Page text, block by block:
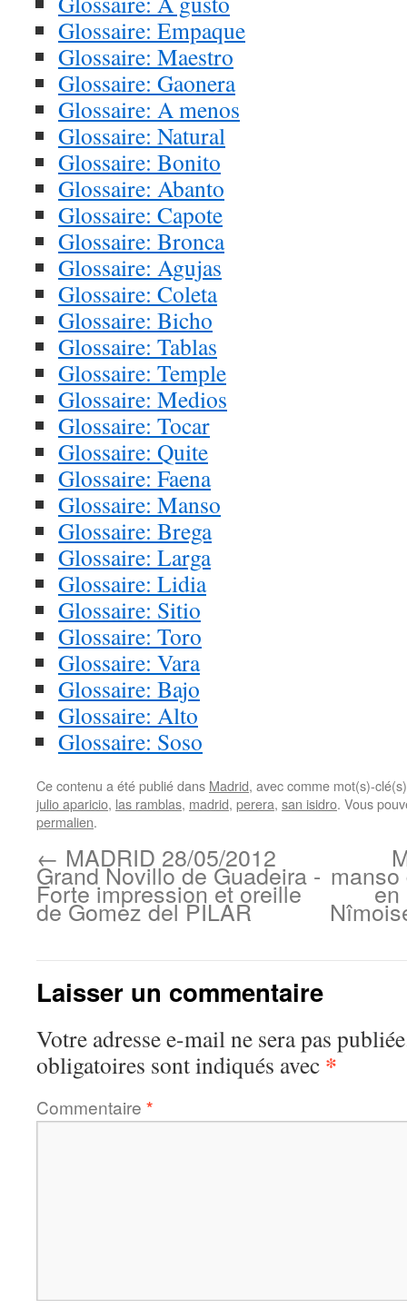
Glossaire: Empaque
Glossaire: Maestro
Glossaire: Gaonera
Glossaire: A menos
Glossaire: Natural
Glossaire: Bonito
Glossaire: Abanto
Glossaire: Capote
Glossaire: Bronca
Glossaire: Agujas
Glossaire: Coleta
Glossaire: Bicho
Glossaire: Tablas
Glossaire: Temple
Glossaire: Medios
Glossaire: Tocar
Glossaire: Quite
Glossaire: Faena
Glossaire: Manso
Glossaire: Brega
Glossaire: Larga
Glossaire: Lidia
Glossaire: Sitio
Glossaire: Toro
Glossaire: Vara
Glossaire: Bajo
Glossaire: Alto
Glossaire: Soso
Ce contenu a été publié dans Madrid, avec comme mot(s)-
julio aparicio, las ramblas, madrid, perera, san isidro. Vous
permalien.
← MADRID 28/05/2012
Grand Novillo de Guadeira -
Forte impression et oreille
de Gomez del PILAR
en
Laisser un commentaire
Votre adresse e-mail ne sera pas
obligatoires sont indiqués avec *
Commentaire *